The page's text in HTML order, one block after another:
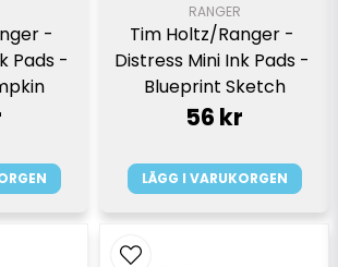
-
Pads -
RANGER
Tim Holtz/Ranger -
Distress Mini Ink Pads -
Blueprint Sketch
56 kr
LÄGG I VARUKORGEN